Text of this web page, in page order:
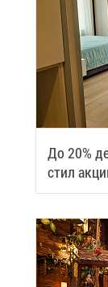
До 20%
стил